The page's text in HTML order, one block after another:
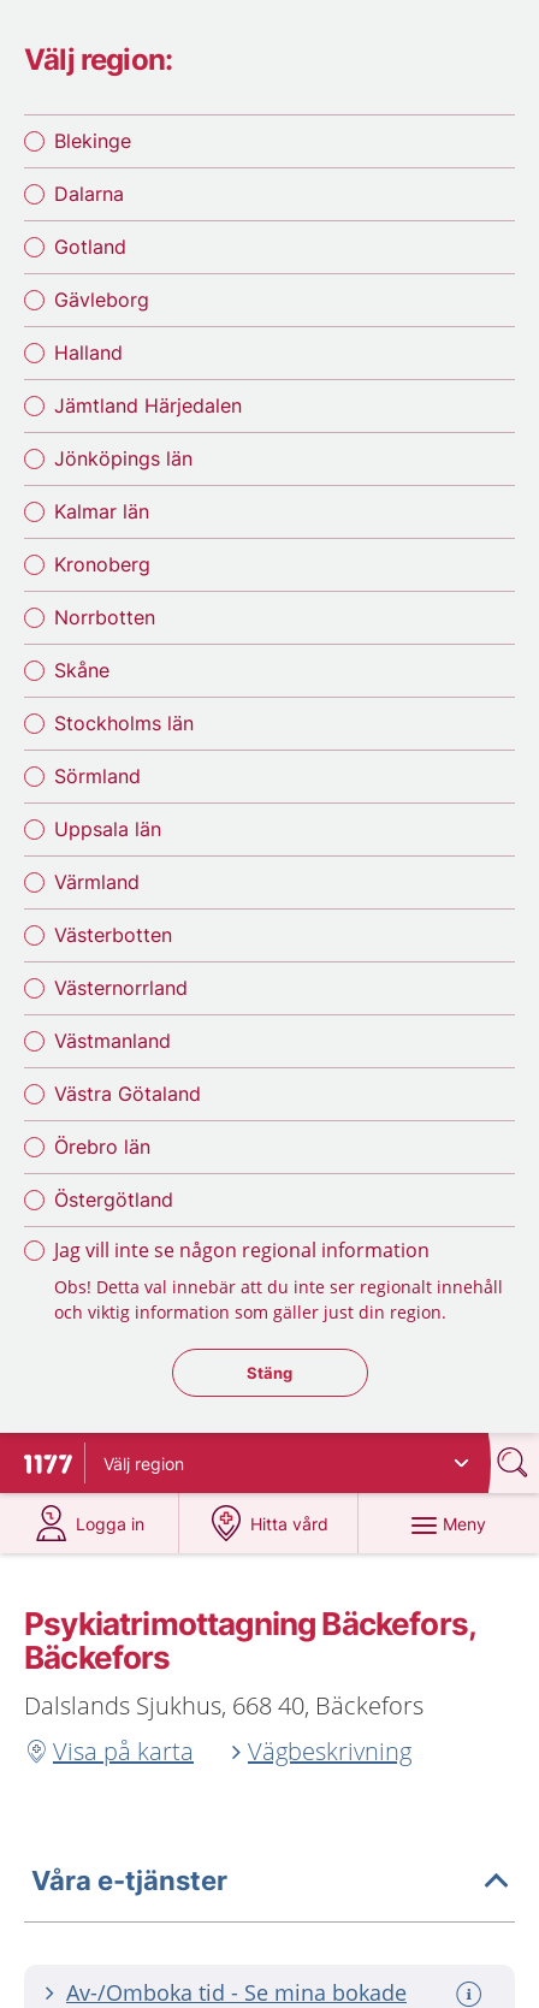
Välj region:
Blekinge
Dalarna
Gotland
Gävleborg
Halland
Jämtland Härjedalen
Jönköpings län
Kalmar län
Kronoberg
Norrbotten
Skåne
Stockholms län
Sörmland
Uppsala län
Värmland
Västerbotten
Västernorrland
Västmanland
Västra Götaland
Örebro län
Östergötland
Jag vill inte se någon regional information
Obs! Detta val innebär att du inte ser regionalt innehåll
och viktig information som gäller just din region.
Stäng regionsväljaren
Stäng
Till startsidan för 1177
Välj region
Logga in
på 1177.se
Hitta vård
på 1177.se
Meny
Psykiatrimottagning Bäckefors,
Bäckefors
Dalslands Sjukhus, 668 40, Bäckefors
Visa på karta
Vägbeskrivning
Våra e-tjänster
Av-/Omboka tid - Se mina bokade